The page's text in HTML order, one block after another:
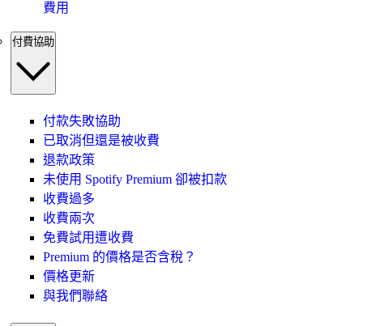
費用
付費協助
付款失敗協助
已取消但還是被收費
退款政策
未使用 Spotify Premium 卻被扣款
收費過多
收費兩次
免費試用遭收費
Premium 的價格是否含稅？
價格更新
與我們聯絡